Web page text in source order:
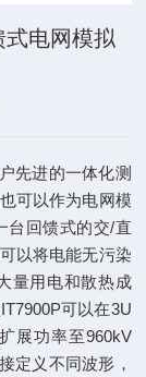
电网模拟
先进的一体化测
可以作为电网模
台回馈式的交/直
以将电能无污染
量用电和散热成
可以在3U
展功率至960kV
定义不同波形，